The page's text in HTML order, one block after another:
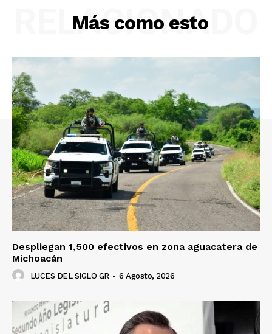
Más como esto
RELACIONADO
Despliegan 1,500 efectivos en zona aguacatera de
Michoacán
LUCES DEL SIGLO GR - 6 Agosto, 2026